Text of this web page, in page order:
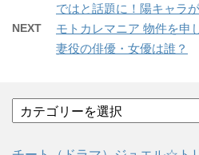
ではと話題に！陽キャラ
NEXT
モトカレマニア 物件を申
妻役の俳優・女優は誰？
テ